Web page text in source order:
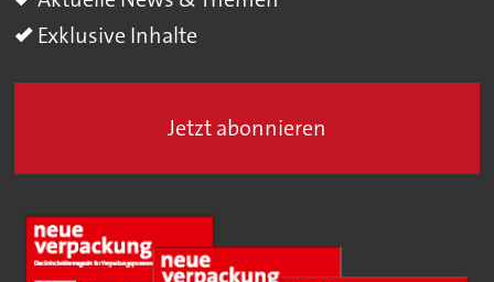
Exklusive Inhalte
Jetzt abonnieren